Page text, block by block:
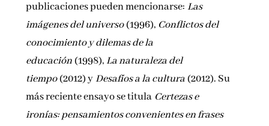
publicaciones pueden mencionarse:Las
imágenes del universo(1996), Conflictos del
conocimiento y dilemas de la
educación (1998),La naturaleza del
tiempo(2012) yDesafíos a la cultura (2012). Su
más reciente ensayo se titula Certezas e
ironías: pensamientos convenientes en frases